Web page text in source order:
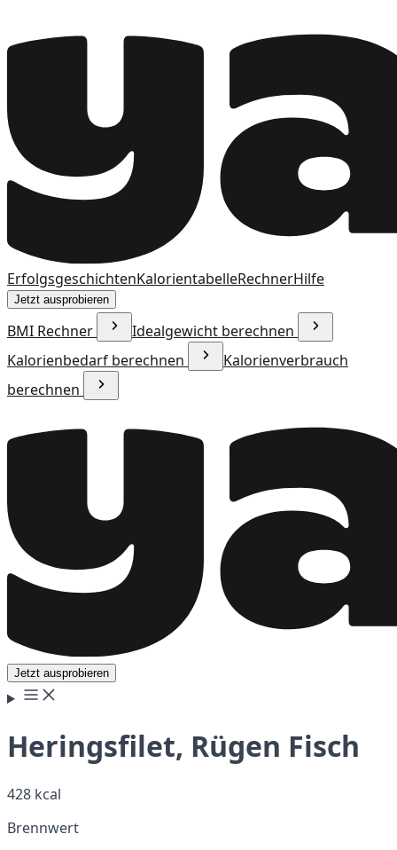
ErfolgsgeschichtenKalorientabelleRechnerHilfe
Jetzt ausprobieren
BMI Rechner
Idealgewicht berechnen
Kalorienbedarf berechnen
Kalorienverbrauch
berechnen
Jetzt ausprobieren
Heringsfilet, Rügen Fisch
428 kcal
Brennwert